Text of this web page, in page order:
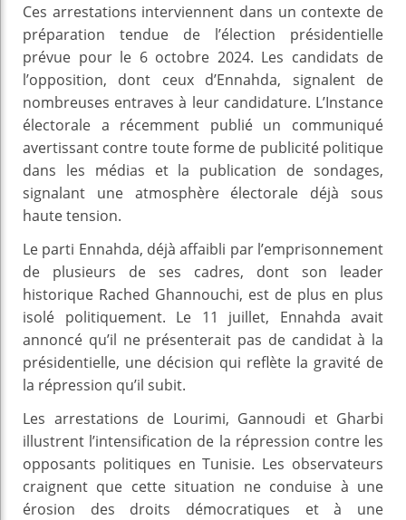
Ces arrestations interviennent dans un contexte de
préparation tendue de l’élection présidentielle
prévue pour le 6 octobre 2024. Les candidats de
l’opposition, dont ceux d’Ennahda, signalent de
nombreuses entraves à leur candidature. L’Instance
électorale a récemment publié un communiqué
avertissant contre toute forme de publicité politique
dans les médias et la publication de sondages,
signalant une atmosphère électorale déjà sous
haute tension.
Le parti Ennahda, déjà affaibli par l’emprisonnement
de plusieurs de ses cadres, dont son leader
historique Rached Ghannouchi, est de plus en plus
isolé politiquement. Le 11 juillet, Ennahda avait
annoncé qu’il ne présenterait pas de candidat à la
présidentielle, une décision qui reflète la gravité de
la répression qu’il subit.
Les arrestations de Lourimi, Gannoudi et Gharbi
illustrent l’intensification de la répression contre les
opposants politiques en Tunisie. Les observateurs
craignent que cette situation ne conduise à une
érosion des droits démocratiques et à une